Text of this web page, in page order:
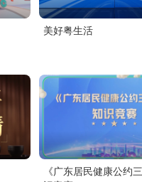
美好粤生活
《广东居民健康公约